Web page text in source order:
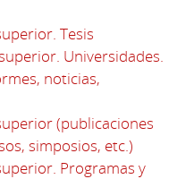
Tesis
Universidades.
noticias,
(publicaciones
simposios, etc.)
Programas y